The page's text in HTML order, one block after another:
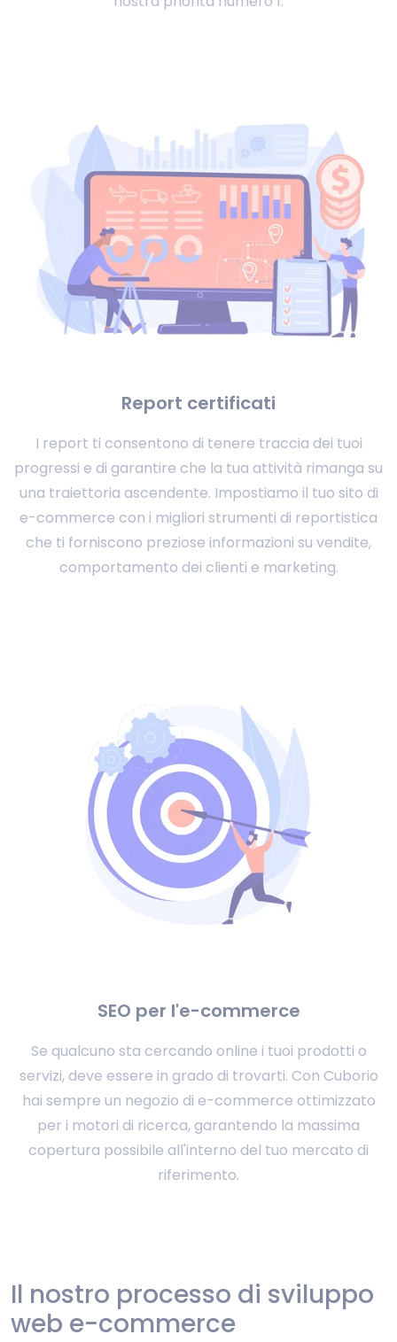
Report certificati
I report ti consentono di tenere traccia dei tuoi
progressi e di garantire che la tua attività rimanga su
una traiettoria ascendente. Impostiamo il tuo sito di
e-commerce con i migliori strumenti di reportistica
che ti forniscono preziose informazioni su vendite,
comportamento dei clienti e marketing.
SEO per l'e-commerce
Se qualcuno sta cercando online i tuoi prodotti o
servizi, deve essere in grado di trovarti. Con Cuborio
hai sempre un negozio di e-commerce ottimizzato
per i motori di ricerca, garantendo la massima
copertura possibile all'interno del tuo mercato di
riferimento.
Il nostro processo di sviluppo
web e-commerce